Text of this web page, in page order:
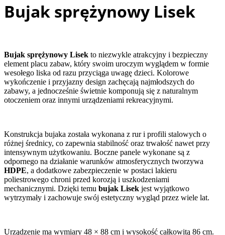
Bujak sprężynowy Lisek
Bujak sprężynowy Lisek to niezwykle atrakcyjny i bezpieczny
element placu zabaw, który swoim uroczym wyglądem w formie
wesołego liska od razu przyciąga uwagę dzieci. Kolorowe
wykończenie i przyjazny design zachęcają najmłodszych do
zabawy, a jednocześnie świetnie komponują się z naturalnym
otoczeniem oraz innymi urządzeniami rekreacyjnymi.
Konstrukcja bujaka została wykonana z rur i profili stalowych o
różnej średnicy, co zapewnia stabilność oraz trwałość nawet przy
intensywnym użytkowaniu. Boczne panele wykonane są z
odpornego na działanie warunków atmosferycznych tworzywa
HDPE, a dodatkowe zabezpieczenie w postaci lakieru
poliestrowego chroni przed korozją i uszkodzeniami
mechanicznymi. Dzięki temu bujak Lisek jest wyjątkowo
wytrzymały i zachowuje swój estetyczny wygląd przez wiele lat.
Urządzenie ma wymiary 48 × 88 cm i wysokość całkowitą 86 cm.